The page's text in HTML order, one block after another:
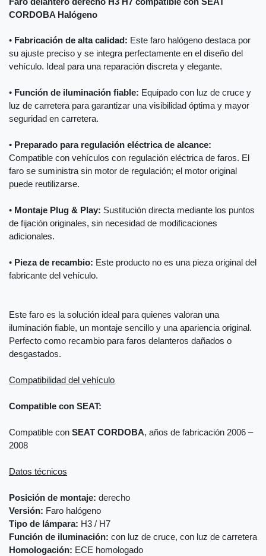
Faro delantero derecho H3 H7 compatible con SEAT
CORDOBA Halógeno
• Fabricación de alta calidad: Este faro halógeno destaca por
su ajuste preciso y se integra perfectamente en el diseño del
vehículo. Ideal para una reparación discreta y elegante.
• Función de iluminación fiable: Equipado con luz de cruce y
luz de carretera para garantizar una visibilidad óptima y mayor
seguridad en carretera.
• Preparado para regulación eléctrica de alcance:
Compatible con vehículos con regulación eléctrica de faros. El
faro se suministra sin motor de regulación; el motor original
puede reutilizarse.
• Montaje Plug & Play: Sustitución directa mediante los puntos
de fijación originales, sin necesidad de modificaciones
adicionales.
• Pieza de recambio: Este producto no es una pieza original del
fabricante del vehículo.
Este faro es la solución ideal para quienes valoran una
iluminación fiable, un montaje sencillo y una apariencia original.
Perfecto como recambio para faros delanteros dañados o
desgastados.
Compatibilidad del vehículo
Compatible con SEAT:
Compatible con SEAT CORDOBA, años de fabricación 2006 –
2008
Datos técnicos
Posición de montaje: derecho
Versión: Faro halógeno
Tipo de lámpara: H3 / H7
Función de iluminación: con luz de cruce, con luz de carretera
Homologación: ECE homologado